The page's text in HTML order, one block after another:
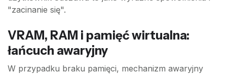
"zacinanie się".
VRAM, RAM i pamięć wirtualna:
łańcuch awaryjny
W przypadku braku pamięci, mechanizm awaryjny